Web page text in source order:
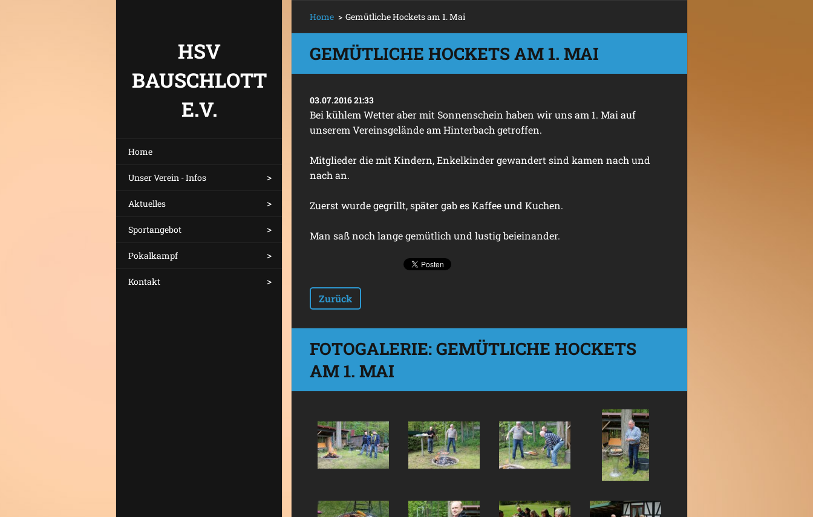
HSV
BAUSCHLOTT
E.V.
Home
Unser Verein - Infos
Aktuelles
Sportangebot
Pokalkampf
Kontakt
Home > Gemütliche Hockets am 1. Mai
GEMÜTLICHE HOCKETS AM 1. MAI
03.07.2016 21:33
Bei kühlem Wetter aber mit Sonnenschein haben wir uns am 1. Mai auf
unserem Vereinsgelände am Hinterbach getroffen.
Mitglieder die mit Kindern, Enkelkinder gewandert sind kamen nach und
nach an.
Zuerst wurde gegrillt, später gab es Kaffee und Kuchen.
Man saß noch lange gemütlich und lustig beieinander.
Zurück
FOTOGALERIE: GEMÜTLICHE HOCKETS
AM 1. MAI